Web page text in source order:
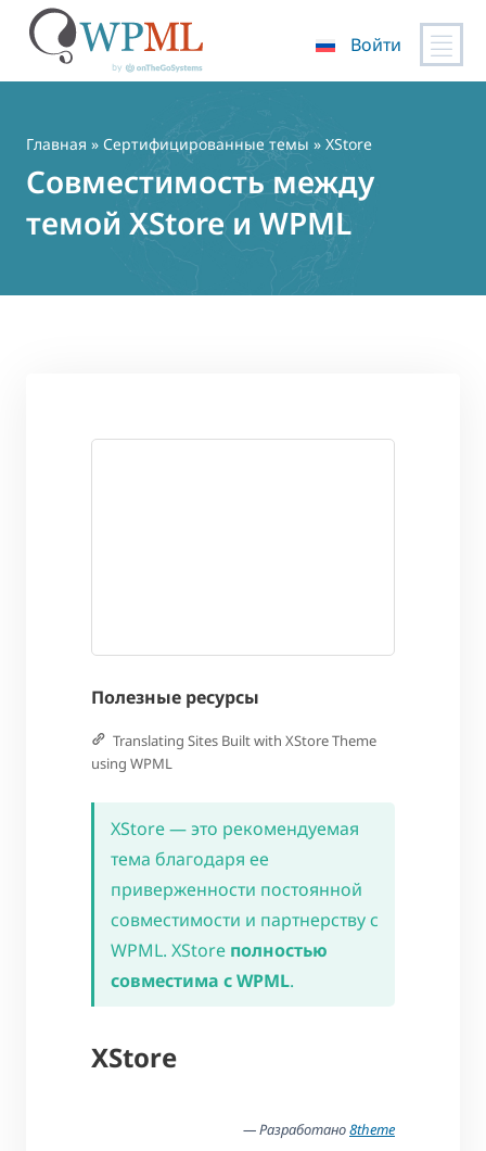
содержимому
Войти
Главная » Сертифицированные темы » XStore
Совместимость между
темой XStore и WPML
Полезные ресурсы
Translating Sites Built with XStore Theme
using WPML
XStore — это рекомендуемая
тема благодаря ее
приверженности постоянной
совместимости и партнерству с
WPML. XStore полностью
совместима с WPML.
XStore
— Разработано8theme